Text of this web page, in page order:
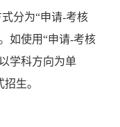
分为“申请-考核
如使用“申请-考核
学科方向为单
生。